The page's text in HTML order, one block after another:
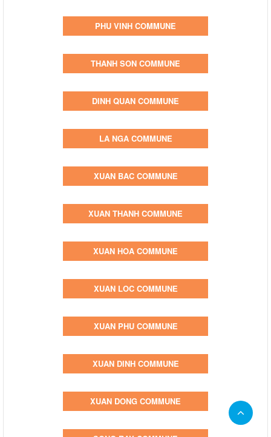
PHU VINH COMMUNE
THANH SON COMMUNE
DINH QUAN COMMUNE
LA NGA COMMUNE
XUAN BAC COMMUNE
XUAN THANH COMMUNE
XUAN HOA COMMUNE
XUAN LOC COMMUNE
XUAN PHU COMMUNE
XUAN DINH COMMUNE
XUAN DONG COMMUNE